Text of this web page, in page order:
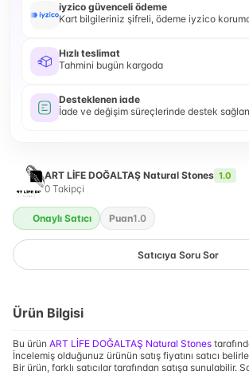
iyzico güvenceli ödeme
Kart bilgileriniz şifreli, ödeme iyzico
Hızlı teslimat
Tahmini bugün kargoda
Desteklenen iade
İade ve değişim süreçlerinde destek
ART LİFE DOĞALTAŞ Natural Stones 1.0
0 Takipçi
Onaylı Satıcı Puan1.0
Satıcıya Soru Sor
Ürün Bilgisi
Bu ürün ART LİFE DOĞALTAŞ Natural Stones
İncelemiş olduğunuz ürünün satış fiyatını satıcı
Bir ürün, farklı satıcılar tarafından satışa sunulabilir.